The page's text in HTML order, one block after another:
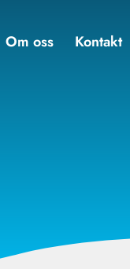
Om oss Kontakt